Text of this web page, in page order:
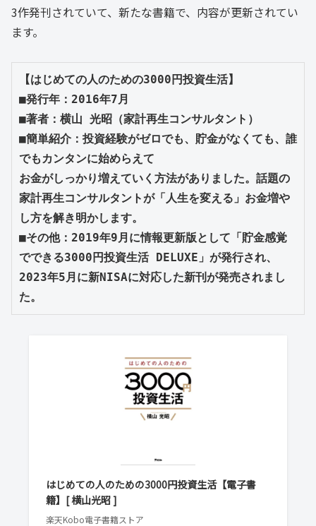
3作発刊されていて、新たな書籍で、内容が更新されてい
ます。
【はじめての人のための3000円投資生活】
■発行年：2016年7月
■著者：横山 光昭（家計再生コンサルタント）
■簡単紹介：投資経験がゼロでも、貯金がなくても、誰
でもカンタンに始めらえて
お金がしっかり増えていく方法がありました。話題の
家計再生コンサルタントが「人生を変える」お金増や
し方を解き明かします。
■その他：2019年9月に情報更新版として「貯金感覚
でできる3000円投資生活 DELUXE」が発行され、
2023年5月に新NISAに対応した新刊が発売されまし
た。
はじめての人のための3000円投資生活【電子書
籍】[ 横山光昭 ]
楽天Kobo電子書籍ストア